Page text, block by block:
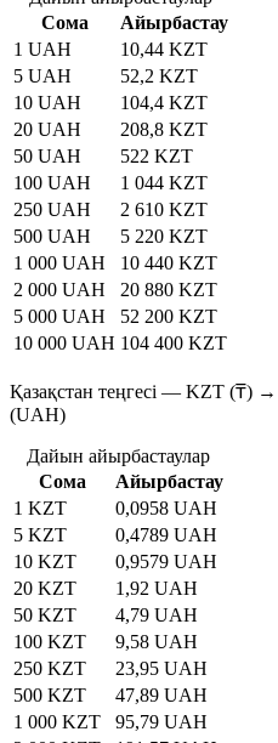
Сома
Айырбастау
1 UAH
10,44 KZT
5 UAH
52,2 KZT
10 UAH
104,4 KZT
20 UAH
208,8 KZT
50 UAH
522 KZT
100 UAH
1 044 KZT
250 UAH
2 610 KZT
500 UAH
5 220 KZT
1 000 UAH
10 440 KZT
2 000 UAH
20 880 KZT
5 000 UAH
52 200 KZT
10 000 UAH 104 400 KZT
Қазақстан теңгесі — KZT (₸)
(UAH)
Дайын айырбастаулар
Сома
Айырбастау
1 KZT
0,0958 UAH
5 KZT
0,4789 UAH
10 KZT
0,9579 UAH
20 KZT
1,92 UAH
50 KZT
4,79 UAH
100 KZT
9,58 UAH
250 KZT
23,95 UAH
500 KZT
47,89 UAH
1 000 KZT
95,79 UAH